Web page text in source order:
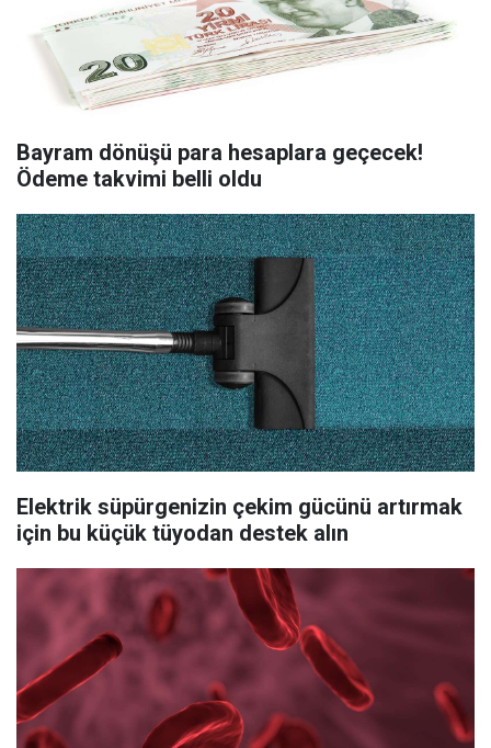
Bayram dönüşü para hesaplara geçecek!
Ödeme takvimi belli oldu
Elektrik süpürgenizin çekim gücünü artırmak
için bu küçük tüyodan destek alın